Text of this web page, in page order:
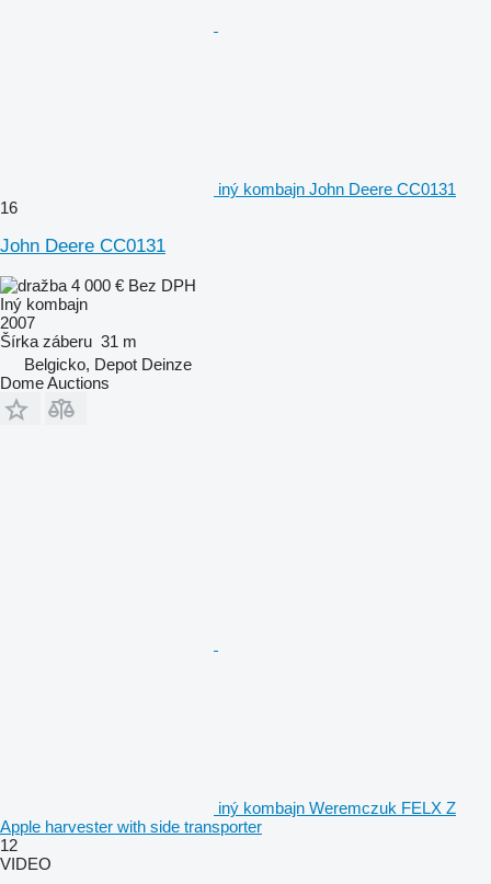
iný kombajn John Deere CC0131
16
John Deere CC0131
4 000 € Bez DPH
Iný kombajn
2007
Šírka záberu 31 m
Belgicko, Depot Deinze
Dome Auctions
iný kombajn Weremczuk FELX Z
Apple harvester with side transporter
12
VIDEO